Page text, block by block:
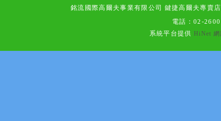
銘流國際高爾夫事業有限公司 鍵捷高爾夫專賣店
電話： 02-
系統平台提供HiNet 網